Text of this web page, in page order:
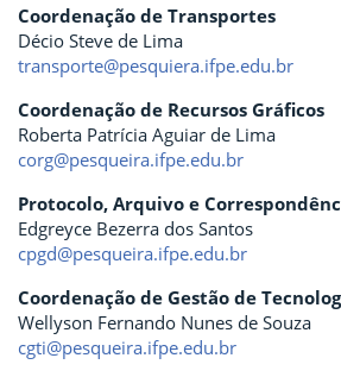
Coordenação de Transportes
Décio Steve de Lima
transporte@pesquiera.ifpe.edu.br
Coordenação de Recursos Gráficos
Roberta Patrícia Aguiar de Lima
corg@pesqueira.ifpe.edu.br
Protocolo, Arquivo e
Edgreyce Bezerra dos Santos
cpgd@pesqueira.ifpe.edu.br
Coordenação de Gestão de
Wellyson Fernando Nunes de Souza
cgti@pesqueira.ifpe.edu.br